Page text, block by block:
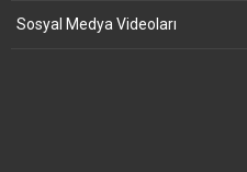
Sosyal Medya Videoları